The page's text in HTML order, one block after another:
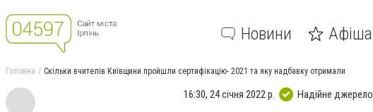
Новини Афіша
Головна Скільки вчителів Київщини пройшли сертифікацію- 2021 та яку надбавку отримали
16:30, 24 січня 2022 р. Надійне джерело